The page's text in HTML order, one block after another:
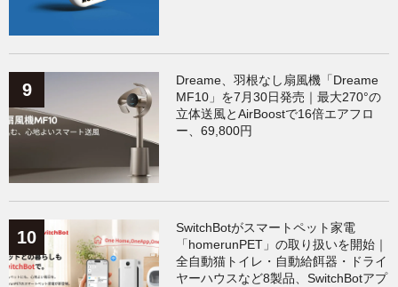
Dreame、羽根なし扇風機「Dreame
MF10」を7月30日発売｜最大270°の
立体送風とAirBoostで16倍エアフロ
ー、69,800円
SwitchBotがスマートペット家電
「homerunPET」の取り扱いを開始｜
全自動猫トイレ・自動給餌器・ドライ
ヤーハウスなど8製品、SwitchBotアプ